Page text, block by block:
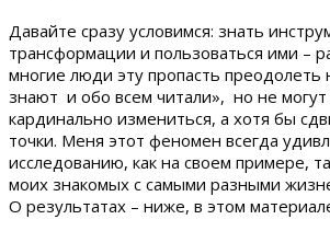
Давайте сразу условимся: знать
трансформации и пользоваться ими –
многие люди эту пропасть преодолеть
знают и обо всем читали», но не
кардинально измениться, а хотя бы
точки. Меня этот феномен всегда
исследованию, как на своем примере,
моих знакомых с самыми разными
О результатах – ниже, в этом